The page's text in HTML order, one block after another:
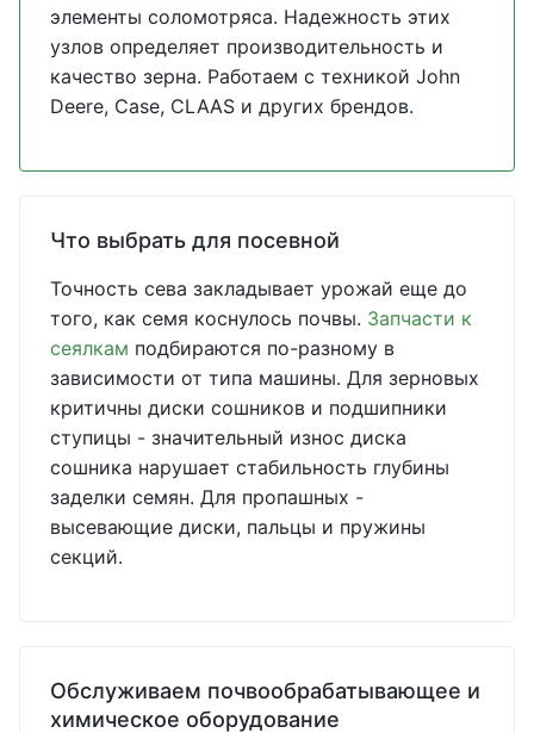
элементы соломотряса. Надежность этих
узлов определяет производительность и
качество зерна. Работаем с техникой John
Deere, Case, CLAAS и других брендов.
Что выбрать для посевной
Точность сева закладывает урожай еще до
того, как семя коснулось почвы. Запчасти к
сеялкам подбираются по-разному в
зависимости от типа машины. Для зерновых
критичны диски сошников и подшипники
ступицы - значительный износ диска
сошника нарушает стабильность глубины
заделки семян. Для пропашных -
высевающие диски, пальцы и пружины
секций.
Обслуживаем почвообрабатывающее и
химическое оборудование